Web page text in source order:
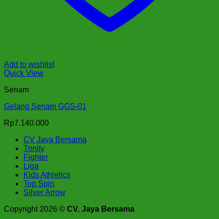
Add to wishlist
Quick View
Senam
Gelang Senam GGS-01
Rp7.140.000
CV Jaya Bersama
Trinity
Fighter
Liga
Kids Athletics
Top Spin
Silver Arrow
Copyright 2026 © CV. Jaya Bersama